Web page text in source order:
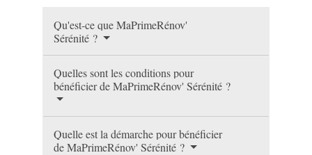
Qu'est-ce que MaPrimeRénov'
Sérénité ?
Quelles sont les conditions pour
bénéficier de MaPrimeRénov' Sérénité ?
Quelle est la démarche pour bénéficier
de MaPrimeRénov' Sérénité ?